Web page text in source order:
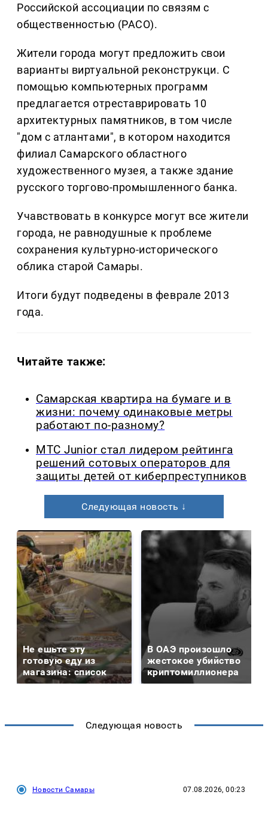
Российской ассоциации по связям с
общественностью (РАСО).
Жители города могут предложить свои
варианты виртуальной реконструкци. С
помощью компьютерных программ
предлагается отреставрировать 10
архитектурных памятников, в том числе
"дом с атлантами", в котором находится
филиал Самарского областного
художественного музея, а также здание
русского торгово-промышленного банка.
Учавствовать в конкурсе могут все жители
города, не равнодушные к проблеме
сохранения культурно-исторического
облика старой Самары.
Итоги будут подведены в феврале 2013
года.
Читайте также:
Самарская квартира на бумаге и в
жизни: почему одинаковые метры
работают по-разному?
МТС Junior стал лидером рейтинга
решений сотовых операторов для
защиты детей от киберпреступников
Следующая новость ↓
Не ешьте эту
готовую еду из
магазина: список
В ОАЭ произошло
жестокое убийство
криптомиллионера
Следующая новость
Новости Самары 07.08.2026, 00:23